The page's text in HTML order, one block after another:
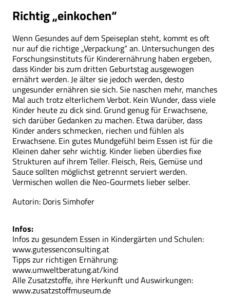
Richtig „einkochen“
Wenn Gesundes auf dem Speiseplan steht, kommt es oft
nur auf die richtige „Verpackung“ an. Untersuchungen des
Forschungsinstituts für Kinderernährung haben ergeben,
dass Kinder bis zum dritten Geburtstag ausgewogen
ernährt werden. Je älter sie jedoch werden, desto
ungesunder ernähren sie sich. Sie naschen mehr, manches
Mal auch trotz elterlichem Verbot. Kein Wunder, dass viele
Kinder heute zu dick sind. Grund genug für Erwachsene,
sich darüber Gedanken zu machen. Etwa darüber, dass
Kinder anders schmecken, riechen und fühlen als
Erwachsene. Ein gutes Mundgefühl beim Essen ist für die
Kleinen daher sehr wichtig. Kinder lieben überdies fixe
Strukturen auf ihrem Teller. Fleisch, Reis, Gemüse und
Sauce sollten möglichst getrennt serviert werden.
Vermischen wollen die Neo-Gourmets lieber selber.
Autorin: Doris Simhofer
Infos:
Infos zu gesundem Essen in Kindergärten und Schulen:
www.gutessenconsulting.at
Tipps zur richtigen Ernährung:
www.umweltberatung.at/kind
Alle Zusatzstoffe, ihre Herkunft und Auswirkungen:
www.zusatzstoffmuseum.de